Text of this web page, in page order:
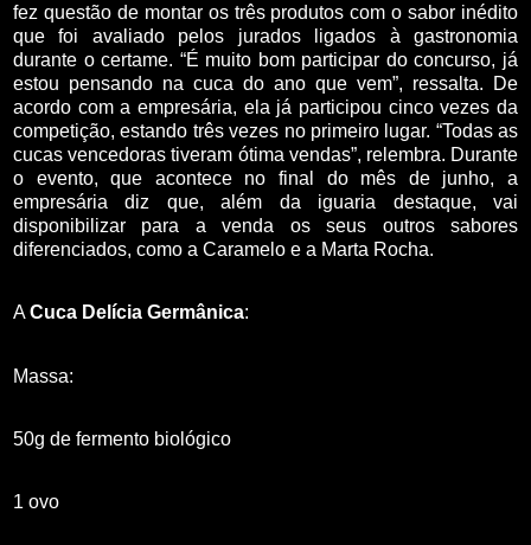
fez questão de montar os três produtos com o sabor inédito
que foi avaliado pelos jurados ligados à gastronomia
durante o certame. “É muito bom participar do concurso, já
estou pensando na cuca do ano que vem”, ressalta. De
acordo com a empresária, ela já participou cinco vezes da
competição, estando três vezes no primeiro lugar. “Todas as
cucas vencedoras tiveram ótima vendas”, relembra. Durante
o evento, que acontece no final do mês de junho, a
empresária diz que, além da iguaria destaque, vai
disponibilizar para a venda os seus outros sabores
diferenciados, como a Caramelo e a Marta Rocha.
ACuca Delícia Germânica:
Massa:
50g de fermento biológico
1 ovo